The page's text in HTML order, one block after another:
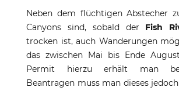
Neben dem flüchtigen Abstecher
Canyons sind, sobald der Fish
trocken ist, auch Wanderungen
das zwischen Mai bis Ende
Permit hierzu erhält man
Beantragen muss man dieses